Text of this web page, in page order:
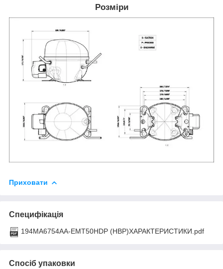
Розміри
Приховати
Специфікація
194MA6754AA-EMT50HDP (HBP)ХАРАКТЕРИСТИКИ.pdf
Спосіб упаковки